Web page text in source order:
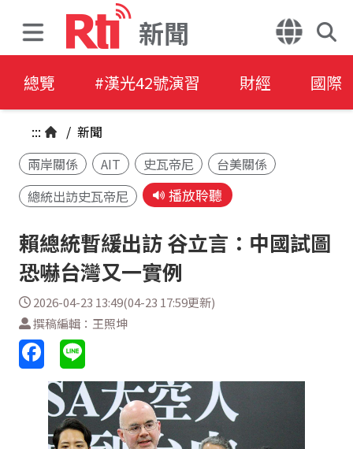
新聞
總覽 #漢光42號演習 財經 國際
::: / 新聞
兩岸關係
AIT 史瓦帝尼
台美關係
總統出訪史瓦帝尼
播放聆聽
賴總統暫緩出訪 谷立言：中國試圖
恐嚇台灣又一實例
2026-04-23 13:49(04-23 17:59更新)
撰稿編輯：王照坤